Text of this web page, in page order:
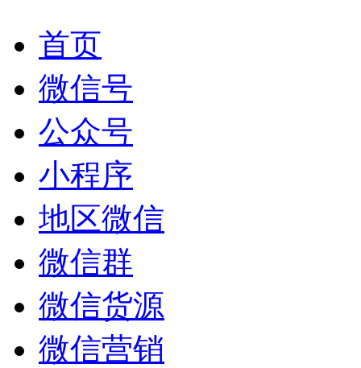
首页
微信号
公众号
小程序
地区微信
微信群
微信货源
微信营销